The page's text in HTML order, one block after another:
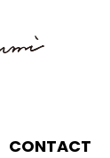
CONTACT